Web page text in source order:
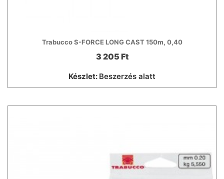
Trabucco S-FORCE LONG CAST 150m, 0,40
3 205 Ft
Készlet: Beszerzés alatt